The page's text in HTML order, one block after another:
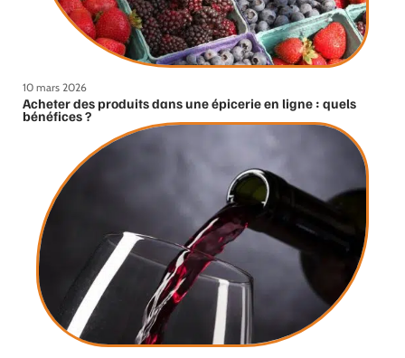
10 mars 2026
Acheter des produits dans une épicerie en ligne : quels
bénéfices ?